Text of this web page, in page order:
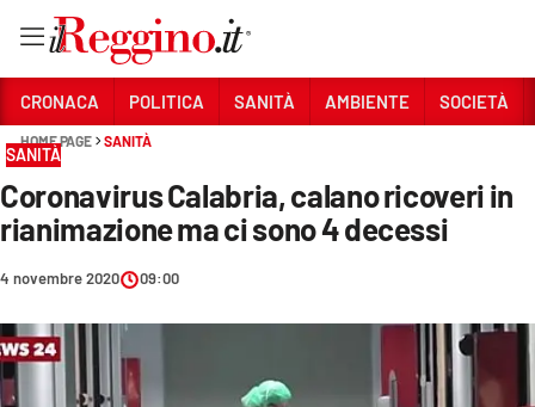
Sezioni
CRONACA
AMBIENTE
CRONACA POLITICA SANITÀ AMBIENTE SOCIETÀ
HOME PAGE SANITÀ
SANITÀ
Coronavirus Calabria, calano ricoveri in
rianimazione ma ci sono 4 decessi
4 novembre 2020 09:00